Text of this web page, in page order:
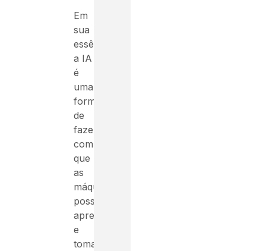
Em
sua
essência,
a IA
é
uma
forma
de
fazer
com
que
as
máquinas
possam
aprender
e
tomar